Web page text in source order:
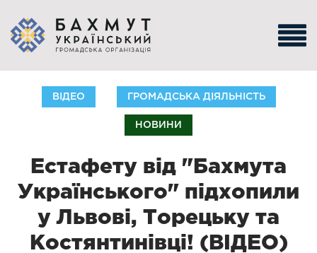
ВІДЕО ГРОМАДСЬКА ДІЯЛЬНІСТЬ
НОВИНИ
Естафету від "Бахмута
Українського" підхопили
у Львові, Торецьку та
Костянтинівці! (ВІДЕО)